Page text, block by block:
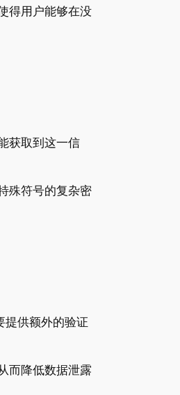
得用户能够在没
获取到这一信
殊符号的复杂密
提供额外的验证
而降低数据泄露